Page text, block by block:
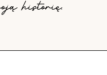
historię.